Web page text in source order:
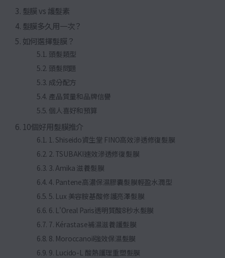
髮膜 vs 護髮素
髮膜多久用一次？
如何選擇髮膜？
頭髮類型
頭髮問題
成分配方
產品質量和品牌信譽
個人喜好和預算
10個好用髮膜推介
1. Shiseido資生堂 FINO高效滲透修復髮膜
2. TSUBAKI速效滲透修復髮膜
3. Amika 滋養髮膜
4. Pantene高濃保濕膠囊髮膜輕盈水潤型
5. Lux 美容胺基酸修護亮澤髮膜
6. L'Oreal Paris透明質酸8秒水髮膜
7. Kérastase補濕滋養護髮膜
8. Moroccanoil強效保濕髮膜
9. Lucido-L 酸熱護理重塑髮膜